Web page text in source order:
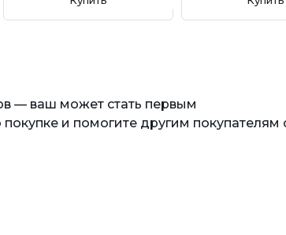
— ваш может стать первым
и помогите другим покупателям